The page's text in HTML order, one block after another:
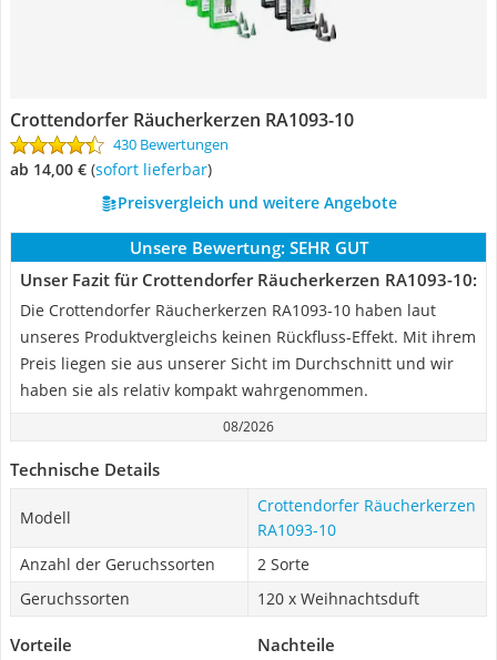
Crottendorfer Räucherkerzen ‎RA1093-10
430 Bewertungen
ab 14,00 € ( Sofort lieferbar)
Preisvergleich und weitere Angebote
Unsere Bewertung: SEHR GUT
Unser Fazit für Crottendorfer Räucherkerzen ‎RA1093-10:
Die Crottendorfer Räucherkerzen ‎RA1093-10 haben laut
unseres Produktvergleichs keinen Rückfluss-Effekt. Mit ihrem
Preis liegen sie aus unserer Sicht im Durchschnitt und wir
haben sie als relativ kompakt wahrgenommen.
08/2026
Technische Details
Modell
Crottendorfer Räucherkerzen
‎RA1093-10
Anzahl der Geruchssorten
2 Sorte
Geruchssorten
120 x Weihnachtsduft
Vorteile Nachteile